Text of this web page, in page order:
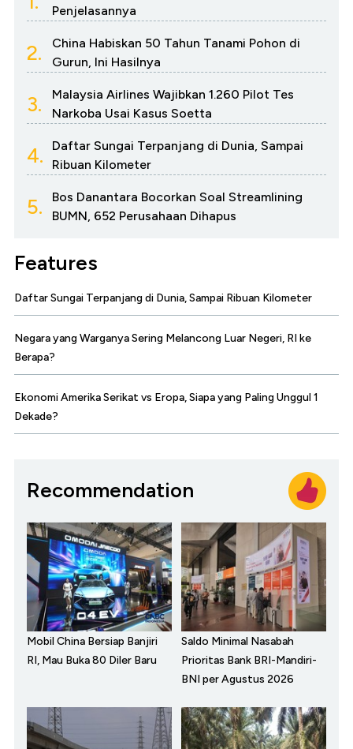
Penjelasannya
2.
China Habiskan 50 Tahun Tanami Pohon di
Gurun, Ini Hasilnya
3.
Malaysia Airlines Wajibkan 1.260 Pilot Tes
Narkoba Usai Kasus Soetta
4.
Daftar Sungai Terpanjang di Dunia, Sampai
Ribuan Kilometer
5.
Bos Danantara Bocorkan Soal Streamlining
BUMN, 652 Perusahaan Dihapus
Features
Daftar Sungai Terpanjang di Dunia, Sampai Ribuan Kilometer
Negara yang Warganya Sering Melancong Luar Negeri, RI ke
Berapa?
Ekonomi Amerika Serikat vs Eropa, Siapa yang Paling Unggul 1
Dekade?
Recommendation
Mobil China Bersiap Banjiri
RI, Mau Buka 80 Diler Baru
Saldo Minimal Nasabah
Prioritas Bank BRI-Mandiri-
BNI per Agustus 2026